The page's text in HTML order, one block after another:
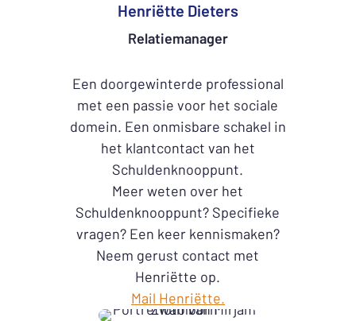
Henriëtte Dieters
Relatiemanager
Een doorgewinterde professional
met een passie voor het sociale
domein. Een onmisbare schakel in
het klantcontact van het
Schuldenknooppunt.
Meer weten over het
Schuldenknooppunt? Specifieke
vragen? Een keer kennismaken?
Neem gerust contact met
Henriëtte op.
Mail Henriëtte.